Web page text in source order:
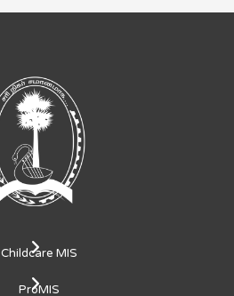
Childcare MIS
ProMIS